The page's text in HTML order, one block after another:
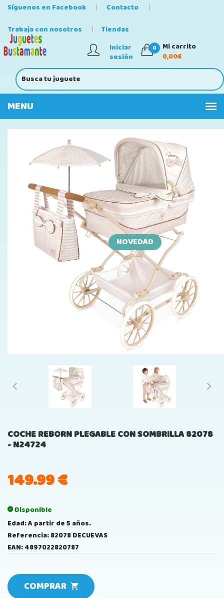
Síguenos en Facebook
Contacto
Trabaja con nosotros
Tiendas
Iniciar
sesión
0
Mi carrito
0,00€
NOVEDAD
COCHE REBORN PLEGABLE CON SOMBRILLA 82078
- N24724
149.99€
Disponible
Edad: A partir de 5 años.
Referencia: 82078 DECUEVAS
EAN: 4897022820787
COMPRAR